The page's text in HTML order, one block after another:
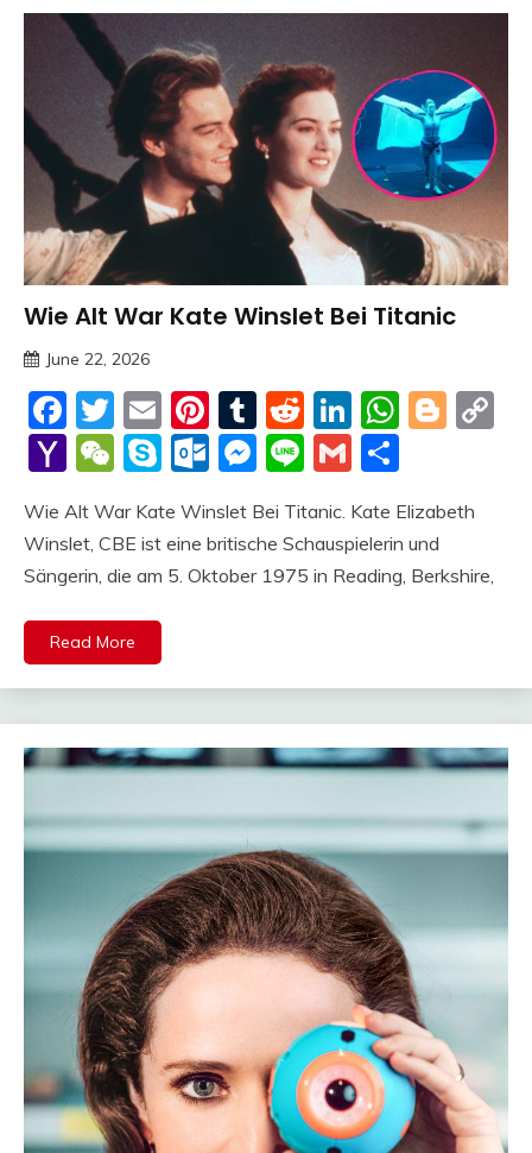
Trends
Wie Alt War Kate Winslet Bei Titanic
June 22, 2026
Facebook
Twitter
EmailPinterest
Tumblr
Reddit
LinkedIn
Yahoo
WeChat
SkypeOutlook.com
Messenger
LineGmail
Wie Alt War Kate Winslet Bei Titanic. Kate Elizabeth
Winslet, CBE ist eine britische Schauspielerin und
Sängerin, die am 5. Oktober 1975 in Reading, Berkshire,
Read More